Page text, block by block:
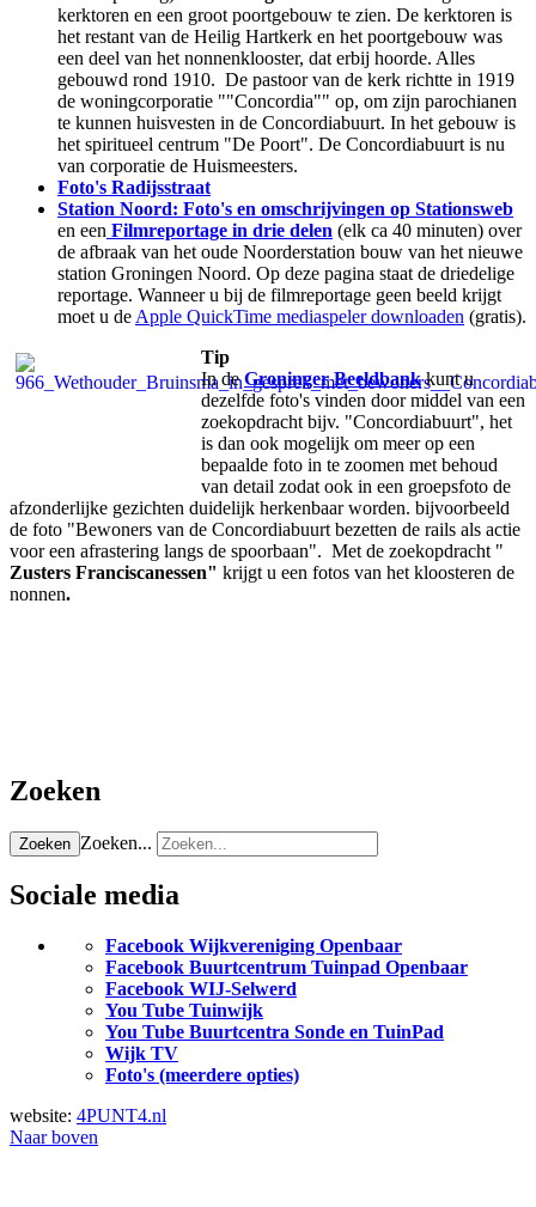
kerktoren en een groot poortgebouw te zien. De kerktoren is
het restant van de Heilig Hartkerk en het poortgebouw was
een deel van het nonnenklooster, dat erbij hoorde. Alles
gebouwd rond 1910. De pastoor van de kerk richtte in 1919
de woningcorporatie ""Concordia"" op, om zijn parochianen
te kunnen huisvesten in de Concordiabuurt. In het gebouw is
het spiritueel centrum "De Poort". De Concordiabuurt is nu
van corporatie de Huismeesters.
Foto's Radijsstraat
Station Noord: Foto's en omschrijvingen op Stationsweb
en een Filmreportage in drie delen (elk ca 40 minuten) over
de afbraak van het oude Noorderstation bouw van het nieuwe
station Groningen Noord. Op deze pagina staat de driedelige
reportage. Wanneer u bij de filmreportage geen beeld krijgt
moet u de Apple QuickTime mediaspeler downloaden (gratis).
Tip
In deGroninger Beeldbankkunt u
dezelfde foto's vinden door middel van een
zoekopdracht bijv. "Concordiabuurt", het
is dan ook mogelijk om meer op een
bepaalde foto in te zoomen met behoud
van detail zodat ook in een groepsfoto de
afzonderlijke gezichten duidelijk herkenbaar worden. bijvoorbeeld
de foto "Bewoners van de Concordiabuurt bezetten de rails als actie
voor een afrastering langs de spoorbaan". Met de zoekopdracht "
Zusters Franciscanessen" krijgt u een fotos van het kloosteren de
nonnen.
Zoeken
Zoeken Zoeken...
Sociale media
Facebook Wijkvereniging Openbaar
Facebook Buurtcentrum Tuinpad Openbaar
Facebook WIJ-Selwerd
You Tube Tuinwijk
You Tube Buurtcentra Sonde en TuinPad
Wijk TV
Foto's (meerdere opties)
website: 4PUNT4.nl
Naar boven